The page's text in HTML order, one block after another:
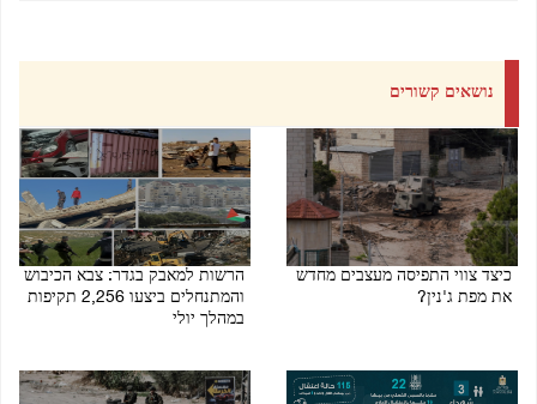
נושאים קשורים
כיצד צווי התפיסה מעצבים מחדש
את מפת ג'נין?
הרשות למאבק בגדר: צבא הכיבוש
והמתנחלים ביצעו 2,256 תקיפות
במהלך יולי